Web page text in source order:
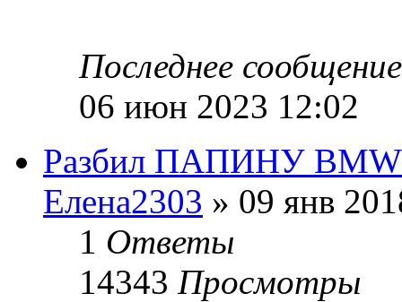
Последнее
06 июн 2023 12:02
Разбил ПАПИНУ
Елена2303 » 09 янв
1 Ответы
14343 Просмотры